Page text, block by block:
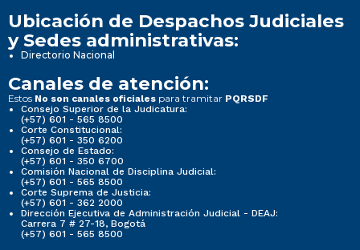
Ubicación de Despachos Judiciales
y Sedes administrativas:
Directorio Nacional
Canales de atención:
Estos No son canales oficiales para tramitar PQRSDF
Consejo Superior de la Judicatura:
(+57) 601 - 565 8500
Corte Constitucional:
(+57) 601 - 350 6200
Consejo de Estado:
(+57) 601 - 350 6700
Comisión Nacional de Disciplina Judicial:
(+57) 601 - 565 8500
Corte Suprema de Justicia:
(+57) 601 - 362 2000
Dirección Ejecutiva de Administración Judicial - DEAJ:
Carrera 7 # 27-18, Bogotá
(+57) 601 - 565 8500